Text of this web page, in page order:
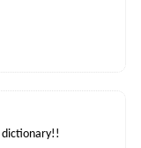
dictionary!!